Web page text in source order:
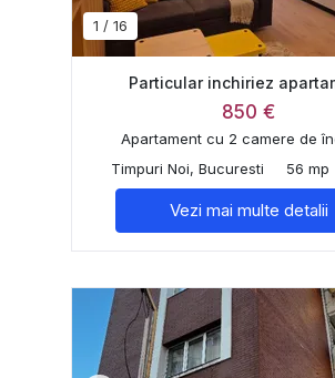
1 / 16
Particular inchiriez
850 €
Apartament cu 2 camere de
Timpuri Noi, Bucuresti
56 mp
Vezi mai multe detalii